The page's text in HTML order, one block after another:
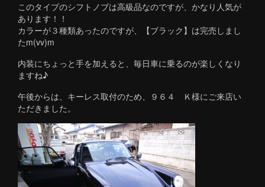
このタイプのシフトノブは高級品なのですが、かなり人気が
あります！！
カラーが３種類あったのですが、【ブラック】は完売しまし
たm(vv)m
内装にちょっと手を加えると、毎日車に乗るのが楽しくなり
ますね♪
午後からは、キーレス取付のため、９６４ Ｋ様にご来店い
ただきました。